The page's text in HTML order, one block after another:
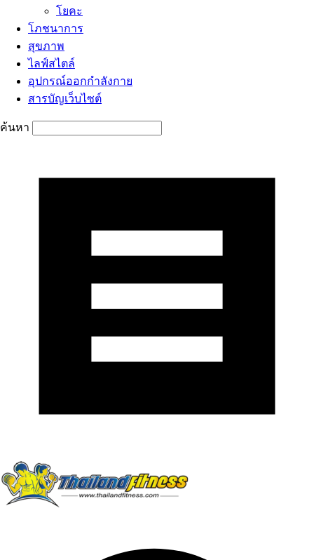
โยคะ
โภชนาการ
สุขภาพ
ไลฟ์สไตล์
อุปกรณ์ออกกำลังกาย
สารบัญเว็บไซต์
ค้นหา